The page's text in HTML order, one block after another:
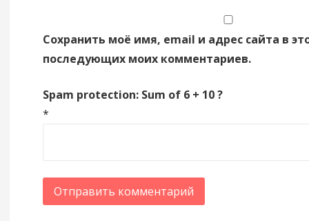
Сохранить моё имя, email и адрес сайта в
последующих моих комментариев.
Spam protection: Sum of 6 + 10 ?
*